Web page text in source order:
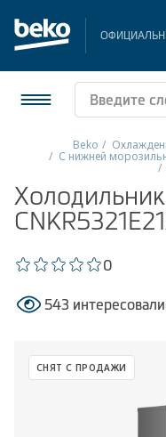
Стиральные и
Плиты
Малая бытовая
Климатическая
Beko
С нижней
0
543
СНЯТ С ПРОДАЖИ